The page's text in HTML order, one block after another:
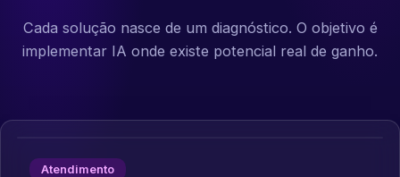
Cada solução nasce de um diagnóstico. O objetivo é
implementar IA onde existe potencial real de ganho.
Atendimento